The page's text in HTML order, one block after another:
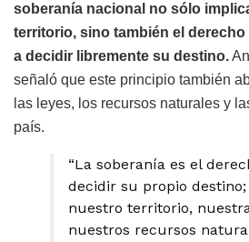
soberanía nacional no sólo
territorio, sino también el
a decidir libremente su destino.
señaló que este principio también
las leyes, los recursos naturales y
país.
“La soberanía es el
decidir su propio
nuestro territorio,
nuestros recursos